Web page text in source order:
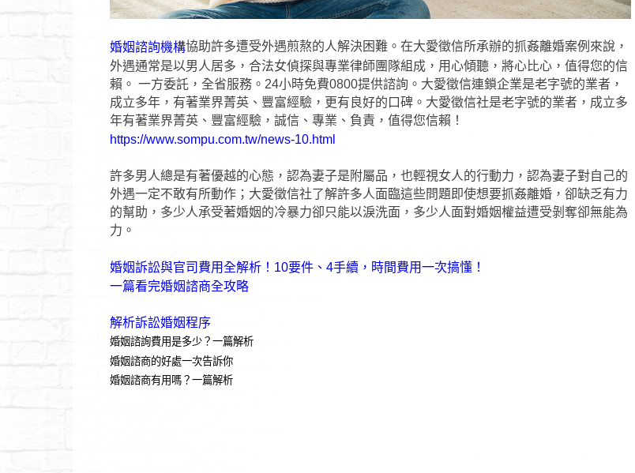
婚姻諮詢機構協助許多遭受外遇煎熬的人解決困難。在大愛徵信所承辦的抓姦離婚案例來說，
外遇通常是以男人居多，合法女偵探與專業律師團隊組成，用心傾聽，將心比心，值得您的信
賴。 一方委託，全省服務。24小時免費0800提供諮詢。大愛徵信連鎖企業是老字號的業者，
成立多年，有著業界菁英、豐富經驗，更有良好的口碑。大愛徵信社是老字號的業者，成立多
年有著業界菁英、豐富經驗，誠信、專業、負責，值得您信賴！
https://www.sompu.com.tw/news-10.html
許多男人總是有著優越的心態，認為妻子是附屬品，也輕視女人的行動力，認為妻子對自己的
外遇一定不敢有所動作；大愛徵信社了解許多人面臨這些問題即使想要抓姦離婚，卻缺乏有力
的幫助，多少人承受著婚姻的冷暴力卻只能以淚洗面，多少人面對婚姻權益遭受剝奪卻無能為
力。
婚姻訴訟與官司費用全解析！10要件、4手續，時間費用一次搞懂！
一篇看完婚姻諮商全攻略
解析訴訟婚姻程序
婚姻諮詢費用是多少？一篇解析
婚姻諮商的好處一次告訴你
婚姻諮商有用嗎？一篇解析